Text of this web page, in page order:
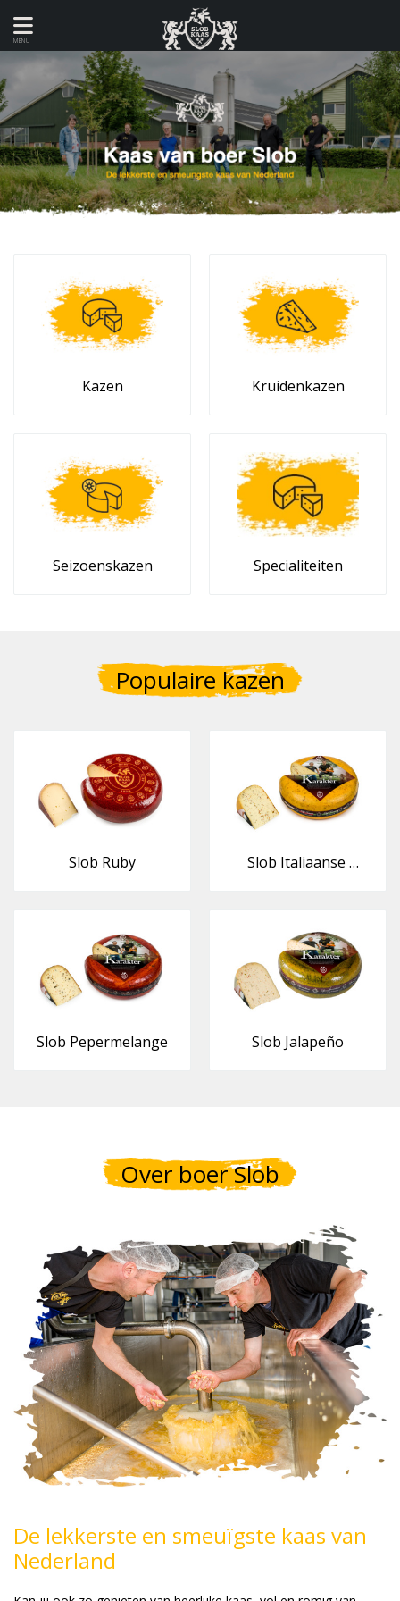
MENU
Kazen Kruidenkazen
Seizoenskazen Specialiteiten
Populaire kazen
Slob Ruby
Slob Italiaanse
Slob Pepermelange Slob Jalapeño
Over boer Slob
De lekkerste en smeuïgste kaas van
Nederland